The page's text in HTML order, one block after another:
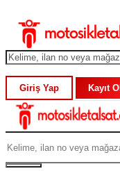
Giriş Yap Kayıt Ol